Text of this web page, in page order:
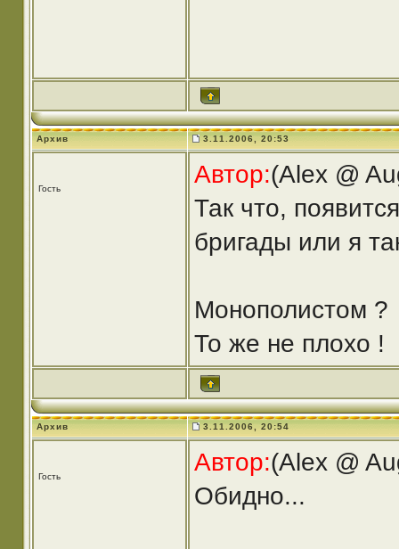
Архив 3.11.2006, 20:53
Гость
Автор:(Alex @
Так что,
бригады или я
Монополистом ?
То же не плохо !
Архив 3.11.2006, 20:54
Гость
Автор:(Alex @
Обидно...